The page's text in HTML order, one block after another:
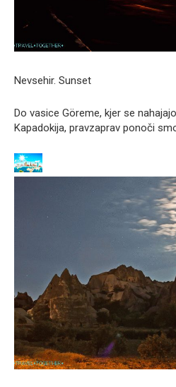
Nevsehir. Sunset
Do vasice Göreme, kjer se
Kapadokija, pravzaprav ponoči